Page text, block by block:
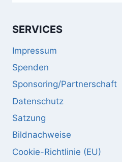
SERVICES
Impressum
Spenden
Sponsoring/Partnerschaft
Datenschutz
Satzung
Bildnachweise
Cookie-Richtlinie (EU)